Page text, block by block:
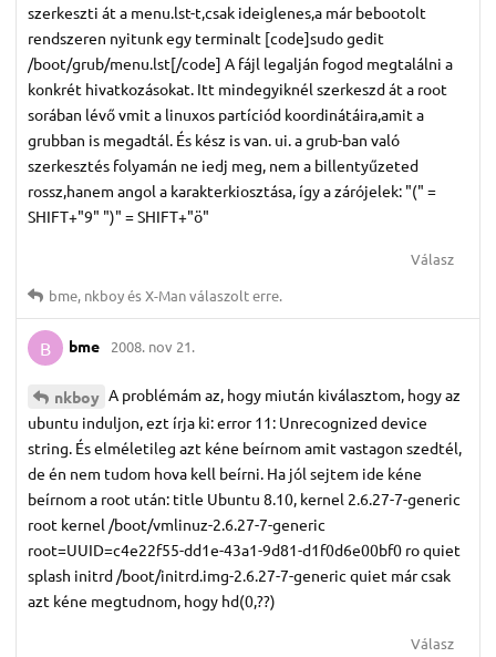
szerkeszti át a menu.lst-t,csak ideiglenes,a már bebootolt
rendszeren nyitunk egy terminalt [code]sudo gedit
/boot/grub/menu.lst[/code] A fájl legalján fogod megtalálni a
konkrét hivatkozásokat. Itt mindegyiknél szerkeszd át a root
sorában lévő vmit a linuxos partíciód koordinátáira,amit a
grubban is megadtál. És kész is van. ui. a grub-ban való
szerkesztés folyamán ne iedj meg, nem a billentyűzeted
rossz,hanem angol a karakterkiosztása, így a zárójelek: "(" =
SHIFT+"9" ")" = SHIFT+"ö"
Válasz
bme, nkboyésX-Manválaszolt erre.
B bme 2008. nov 21.
nkboy A problémám az, hogy miután kiválasztom, hogy az
ubuntu induljon, ezt írja ki: error 11: Unrecognized device
string. És elméletileg azt kéne beírnom amit vastagon szedtél,
de én nem tudom hova kell beírni. Ha jól sejtem ide kéne
beírnom a root után: title Ubuntu 8.10, kernel 2.6.27-7-generic
root kernel /boot/vmlinuz-2.6.27-7-generic
root=UUID=c4e22f55-dd1e-43a1-9d81-d1f0d6e00bf0 ro quiet
splash initrd /boot/initrd.img-2.6.27-7-generic quiet már csak
azt kéne megtudnom, hogy hd(0,??)
Válasz